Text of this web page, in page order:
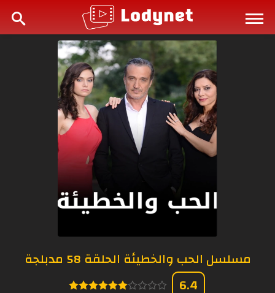
مسلسل الحب والخطيئة الحلقة 58 مدبلجة
6.4